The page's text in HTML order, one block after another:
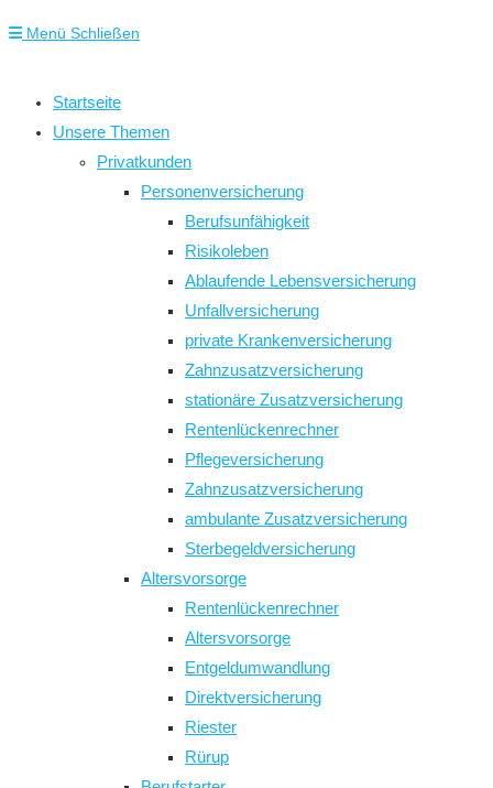
Menü Schließen
Startseite
Unsere Themen
Privatkunden
Personenversicherung
Berufsunfähigkeit
Risikoleben
Ablaufende Lebensversicherung
Unfallversicherung
private Krankenversicherung
Zahnzusatzversicherung
stationäre Zusatzversicherung
Rentenlückenrechner
Pflegeversicherung
Zahnzusatzversicherung
ambulante Zusatzversicherung
Sterbegeldversicherung
Altersvorsorge
Rentenlückenrechner
Altersvorsorge
Entgeldumwandlung
Direktversicherung
Riester
Rürup